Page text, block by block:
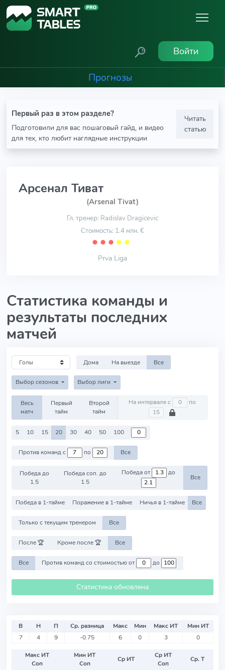
Войти
Прогнозы
Первый раз в этом разделе?
Подготовили для вас пошаговый гайд, и видео
для тех, кто любит наглядные инструкции
Читать
статью
Арсенал Тиват
(Arsenal Tivat)
Гл. тренер: Radislav Dragicevic
Стоимость: 1.4 млн. €
⬤ ⬤ ⬤ ⬤ ⬤
Prva Liga
Статистика команды и
результаты последних
матчей
Дома На выезде Все
Выбор сезонов Выбор лиги
Весь
матч
Первый
тайм
Второй
тайм
На интервале с по
5 10 15 20 30 40 50 100
Против команд с по Все
Победа до
1.5
Победа соп. до
1.5
Победа от до
Все
Победа в 1-тайме Поражение в 1-тайме Ничья в 1-тайме Все
Только с текущим тренером Все
После 🏆 Кроме после 🏆 Все
Все Против команд со стоимостью от до
Статистика обновлена
В Н П Ср. разница Макс Мин Макс ИТ
Мин ИТ
7
4 9 -0.75 6 0 3 0
Макс ИТ
Соп
Мин ИТ
Соп
Ср ИТ
Ср ИТ
Соп
Ср. Т